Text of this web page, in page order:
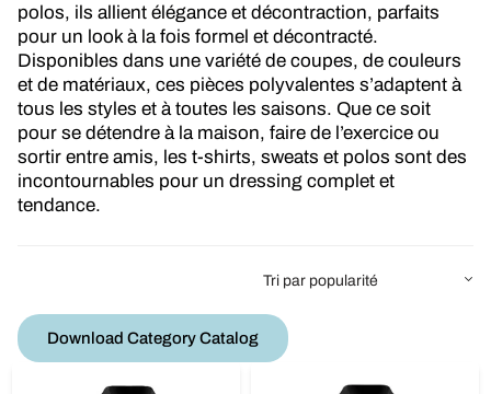
polos, ils allient élégance et décontraction, parfaits
pour un look à la fois formel et décontracté.
Disponibles dans une variété de coupes, de couleurs
et de matériaux, ces pièces polyvalentes s’adaptent à
tous les styles et à toutes les saisons. Que ce soit
pour se détendre à la maison, faire de l’exercice ou
sortir entre amis, les t-shirts, sweats et polos sont des
incontournables pour un dressing complet et
tendance.
Download Category Catalog